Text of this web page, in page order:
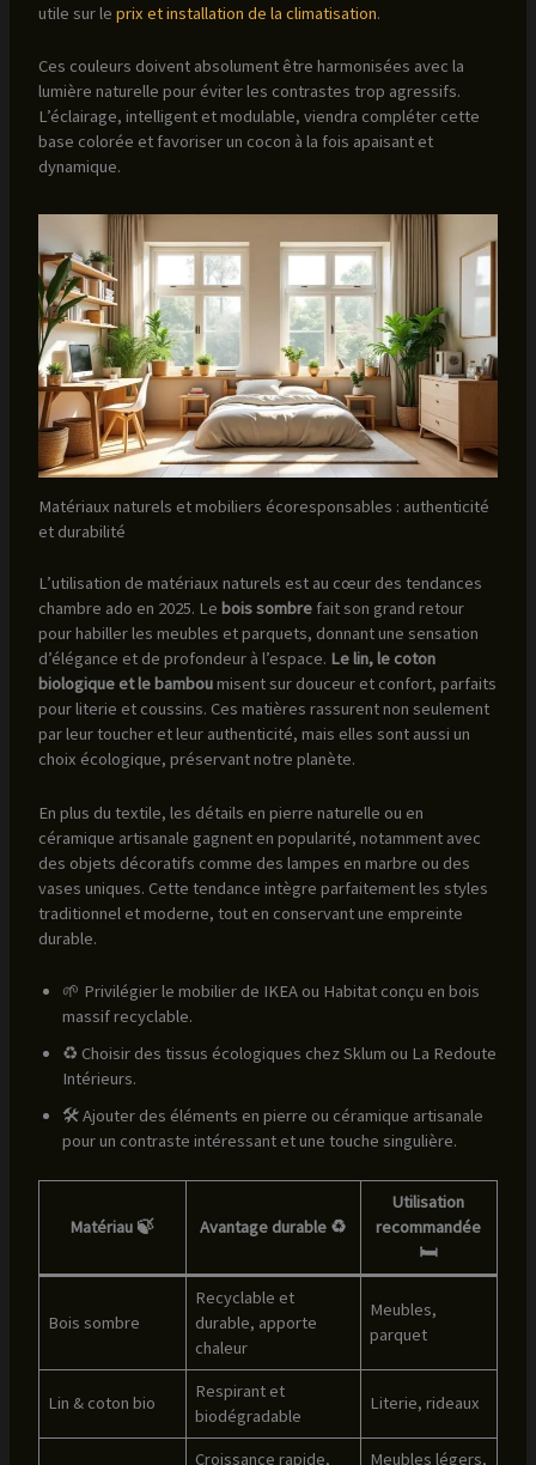
utile sur le prix et installation de la climatisation.
Ces couleurs doivent absolument être harmonisées avec la
lumière naturelle pour éviter les contrastes trop agressifs.
L’éclairage, intelligent et modulable, viendra compléter cette
base colorée et favoriser un cocon à la fois apaisant et
dynamique.
Matériaux naturels et mobiliers écoresponsables : authenticité
et durabilité
L’utilisation de matériaux naturels est au cœur des tendances
chambre ado en 2025. Le bois sombrefait son grand retour
pour habiller les meubles et parquets, donnant une sensation
d’élégance et de profondeur à l’espace. Le lin, le coton
biologique et le bamboumisent sur douceur et confort, parfaits
pour literie et coussins. Ces matières rassurent non seulement
par leur toucher et leur authenticité, mais elles sont aussi un
choix écologique, préservant notre planète.
En plus du textile, les détails en pierre naturelle ou en
céramique artisanale gagnent en popularité, notamment avec
des objets décoratifs comme des lampes en marbre ou des
vases uniques. Cette tendance intègre parfaitement les styles
traditionnel et moderne, tout en conservant une empreinte
durable.
🌱 Privilégier le mobilier de IKEA ou Habitat conçu en bois
massif recyclable.
♻️ Choisir des tissus écologiques chez Sklum ou La Redoute
Intérieurs.
🛠️ Ajouter des éléments en pierre ou céramique artisanale
pour un contraste intéressant et une touche singulière.
Matériau 🍃 Avantage durable ♻️
Utilisation
recommandée
🛏️
Bois sombre
Recyclable et
durable, apporte
chaleur
Meubles,
parquet
Lin & coton bio
Respirant et
biodégradable
Literie, rideaux
Croissance rapide, Meubles légers,